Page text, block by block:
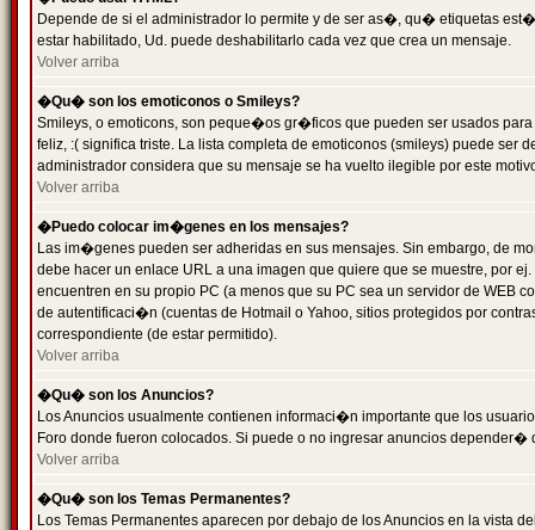
Depende de si el administrador lo permite y de ser as�, qu� etiquetas
estar habilitado, Ud. puede deshabilitarlo cada vez que crea un mensaje.
Volver arriba
�Qu� son los emoticonos o Smileys?
Smileys, o emoticons, son peque�os gr�ficos que pueden ser usados
feliz, :( significa triste. La lista completa de emoticonos (smileys) puede
administrador considera que su mensaje se ha vuelto ilegible por este
Volver arriba
�Puedo colocar im�genes en los mensajes?
Las im�genes pueden ser adheridas en sus mensajes. Sin embargo, de
debe hacer un enlace URL a una imagen que quiere que se muestre, por
encuentren en su propio PC (a menos que su PC sea un servidor de
de autentificaci�n (cuentas de Hotmail o Yahoo, sitios protegidos por
correspondiente (de estar permitido).
Volver arriba
�Qu� son los Anuncios?
Los Anuncios usualmente contienen informaci�n importante que los
Foro donde fueron colocados. Si puede o no ingresar anuncios
Volver arriba
�Qu� son los Temas Permanentes?
Los Temas Permanentes aparecen por debajo de los Anuncios en la